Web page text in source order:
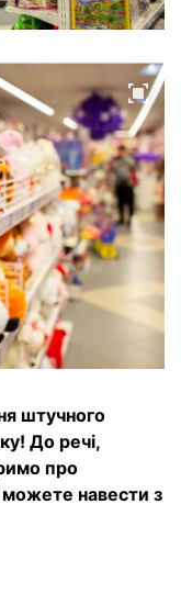
штучного
До речі,
про
можете навести з